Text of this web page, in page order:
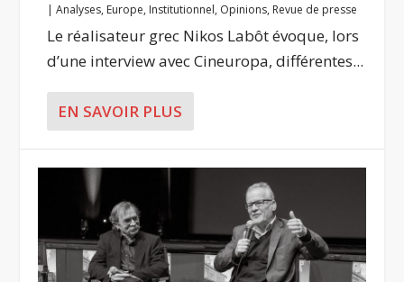
|Analyses, Europe, Institutionnel, Opinions, Revue de presse
Le réalisateur grec Nikos Labôt évoque, lors
d’une interview avec Cineuropa, différentes...
EN SAVOIR PLUS